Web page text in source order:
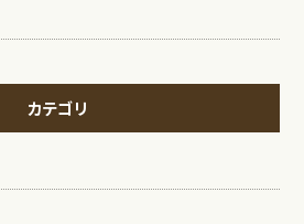
カテゴリ